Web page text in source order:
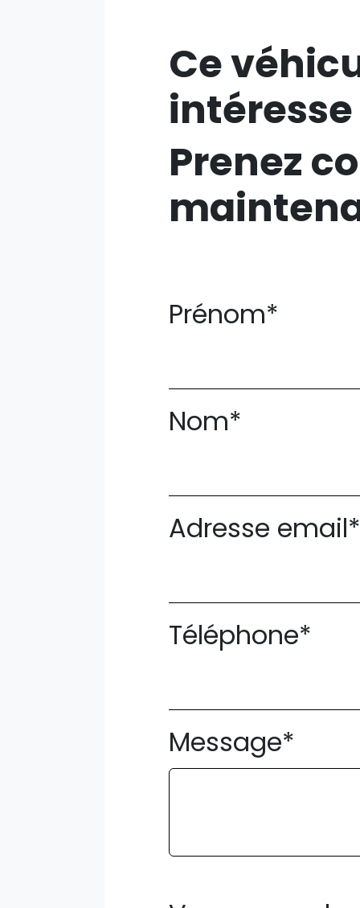
Ce
intéresse
Prenez
Prénom*
Nom*
Adresse email*
Téléphone*
Message*